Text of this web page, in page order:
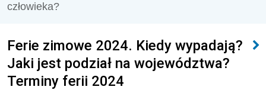
człowieka?
Ferie zimowe 2024. Kiedy wypadają?
Jaki jest podział na województwa?
Terminy ferii 2024